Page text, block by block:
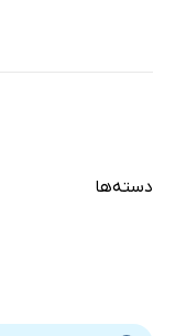
دسته‌ها